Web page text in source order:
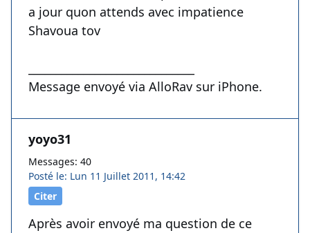
a jour quon attends avec impatience
Shavoua tov
Message envoyé via AlloRav sur iPhone.
yoyo31
Messages: 40
Posté le: Lun 11 Juillet 2011, 14:42
Citer
Après avoir envoyé ma question de ce